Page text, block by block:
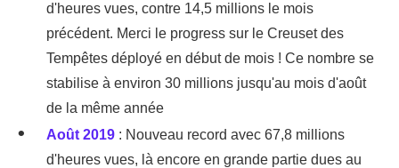
d'heures vues, contre 14,5 millions le mois
précédent. Merci le progress sur le Creuset des
Tempêtes déployé en début de mois ! Ce nombre se
stabilise à environ 30 millions jusqu'au mois d'août
de la même année
Août 2019 : Nouveau record avec 67,8 millions
d'heures vues, là encore en grande partie dues au